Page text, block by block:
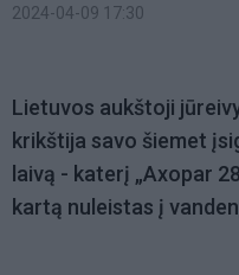
2024-04-09 17:30
Lietuvos aukštoji
krikštija savo šiemet
laivą - katerį „Axopar
kartą nuleistas į